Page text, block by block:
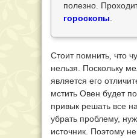
полезно.
гороскопы
Стоит помнить, что
нельзя. Поскольку
является его
мстить Овен будет
привык решать все
убрать проблему,
источник. Поэтому не